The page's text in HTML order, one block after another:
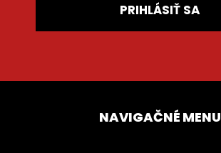
PRIHLÁSIŤ SA
NAVIGAČNÉ MENU